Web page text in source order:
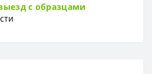
с образцами